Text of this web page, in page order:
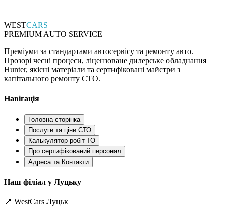
WESTCARS
PREMIUM AUTO SERVICE
Преміуми за стандартами автосервісу та ремонту авто.
Прозорі чесні процеси, ліцензоване дилерське обладнання
Hunter, якісні матеріали та сертифіковані майстри з
капітального ремонту СТО.
Навігація
Головна сторінка
Послуги та ціни СТО
Калькулятор робіт ТО
Про сертифікований персонал
Адреса та Контакти
Наш філіал у Луцьку
📍 WestCars Луцьк